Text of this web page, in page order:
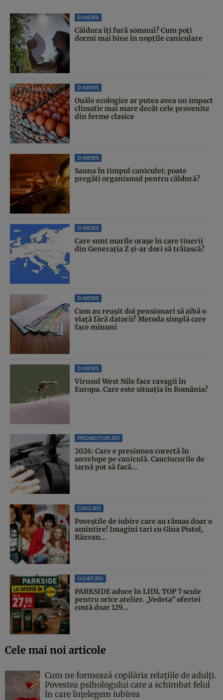
D:NEWS
Căldura îți fură somnul? Cum poți
dormi mai bine în nopțile caniculare
D:NEWS
Ouăle ecologice ar putea avea un impact
climatic mai mare decât cele provenite
din ferme clasice
D:NEWS
Sauna în timpul caniculei: poate
pregăti organismul pentru căldură?
D:NEWS
Care sunt marile orașe în care tinerii
din Generația Z și-ar dori să trăiască?
D:NEWS
Cum au reușit doi pensionari să aibă o
viață fără datorii? Metoda simplă care
face minuni
D:NEWS
Virusul West Nile face ravagii în
Europa. Care este situația în România?
PROMOTOR.RO
2026: Care e presiunea corectă în
anvelope pe caniculă. Cauciucurile de
iarnă pot să facă...
CIAO.RO
Poveştile de iubire care au rămas doar o
amintire! Imagini tari cu Gina Pistol,
Răzvan...
GO4IT.RO
PARKSIDE aduce în LIDL TOP 7 scule
pentru orice atelier. „Vedeta” ofertei
costă doar 129...
Cele mai noi articole
Cum ne formează copilăria relațiile de adulți.
Povestea psihologului care a schimbat felul
în care înțelegem iubirea